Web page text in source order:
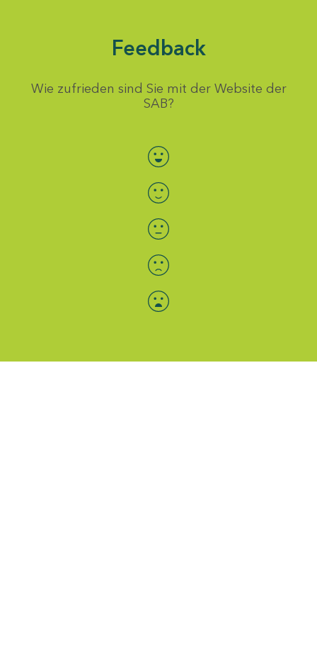
Feedback
Wie zufrieden sind Sie mit der Website der
SAB?
Bewertung auswählen